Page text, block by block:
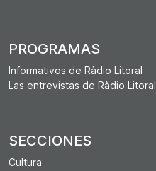
PROGRAMAS
Informativos de Ràdio Litoral
Las entrevistas de Ràdio Litoral
SECCIONES
Cultura